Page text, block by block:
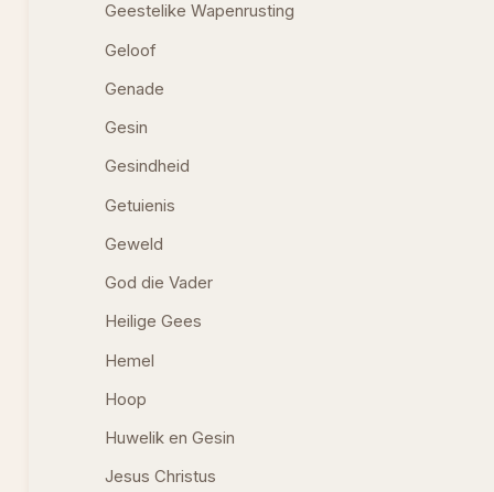
Geestelike Wapenrusting
Geloof
Genade
Gesin
Gesindheid
Getuienis
Geweld
God die Vader
Heilige Gees
Hemel
Hoop
Huwelik en Gesin
Jesus Christus